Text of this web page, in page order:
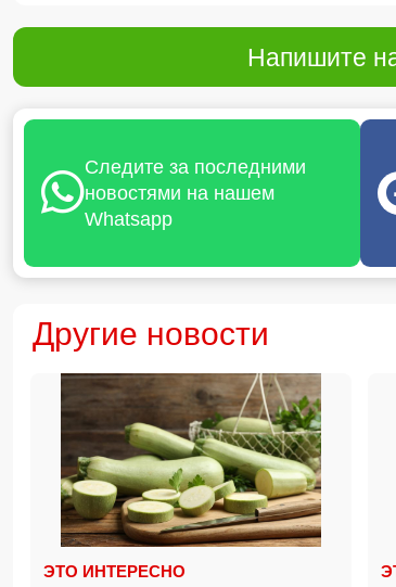
Напишите
Следите за последними
новостями на нашем
Whatsapp
Другие новости
ЭТО ИНТЕРЕСНО